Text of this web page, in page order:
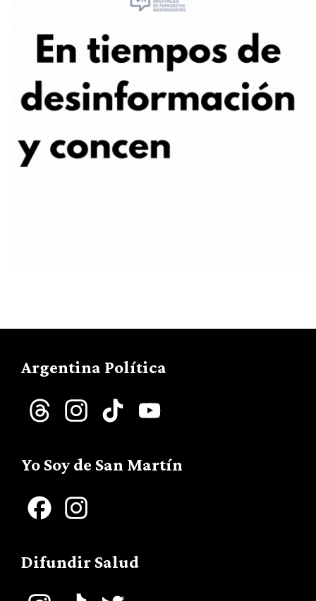
Argentina Política
Threads InstagramTikTok
Yo Soy de San Martín
Facebook
Difundir Salud